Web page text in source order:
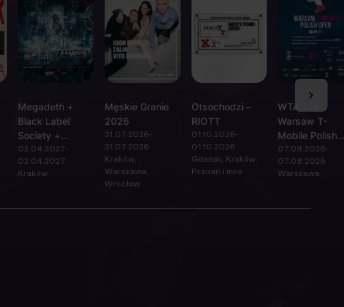
Megadeth +
Black Label
Society +
Testament
02.04.2027-
02.04.2027
Kraków
Męskie Granie
2026
31.07.2026-
31.07.2026
Kraków,
Warszawa,
Wrocław
Otsochodzi –
RIOTT
01.10.2026-
01.10.2026
Gdańsk, Kraków,
Poznań i inne
WTA 125
Warsaw T-
Mobile Polish
Open
07.08.2026-
07.08.2026
Warszawa